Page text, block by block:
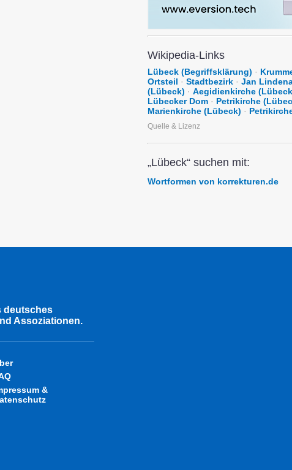
Wikipedia-Links
Lübeck (Begriffsklärung) ·
Ortsteil · Stadtbezirk · Jan
(Lübeck) · Aegidienkirche
Lübecker Dom · Petrikirche
Marienkirche (Lübeck) ·
Quelle & Lizenz
„Lübeck“ suchen mit:
Wortformen von korrekturen.de
deutsches
Assoziationen.
&